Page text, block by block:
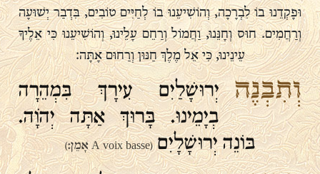
וּפָקְדֵנוּ בוֹ לִבְרָכָה, וְהוֹשִׁיעֵנוּ בוֹ לְחַיִּים טוֹבִים, בִּדְבַר יְשׁוּעָה
וְרַחֲמִים. חוּס וְחָנֵּנוּ, וַחֲמוֹל וְרַחֵם עָלֵינוּ, וְהוֹשִׁיעֵנוּ כִּי אֵלֶיךָ
עֵינֵינוּ, כִּי אֵל מֶלֶךְ חַנּוּן וְרַחוּם אָתָּה:
וְתִבְנֶהיְרוּשָׁלַיִם עִירָךְ בִּמְהֵרָה
בְיָמֵינוּ. בָּרוּךְ אַתָּה יְהֹוָה.
בּוֹנֵה יְרוּשָׁלָיִם(A voix basse אָמֵן:)